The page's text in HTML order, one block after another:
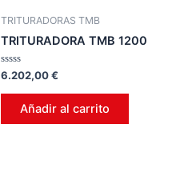
TRITURADORAS TMB
TRITURADORA TMB 1200
Valorado
0
6.202,00€
Añadir al carrito